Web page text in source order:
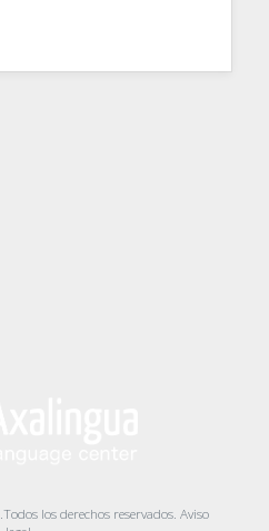
.Todos los derechos reservados. Aviso